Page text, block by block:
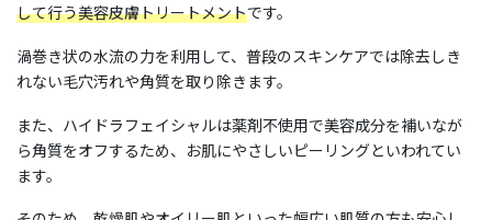
して行う美容皮膚トリートメントです。
渦巻き状の水流の力を利用して、普段のスキンケアでは除去しき
れない毛穴汚れや角質を取り除きます。
また、ハイドラフェイシャルは薬剤不使用で美容成分を補いなが
ら角質をオフするため、お肌にやさしいピーリングといわれてい
ます。